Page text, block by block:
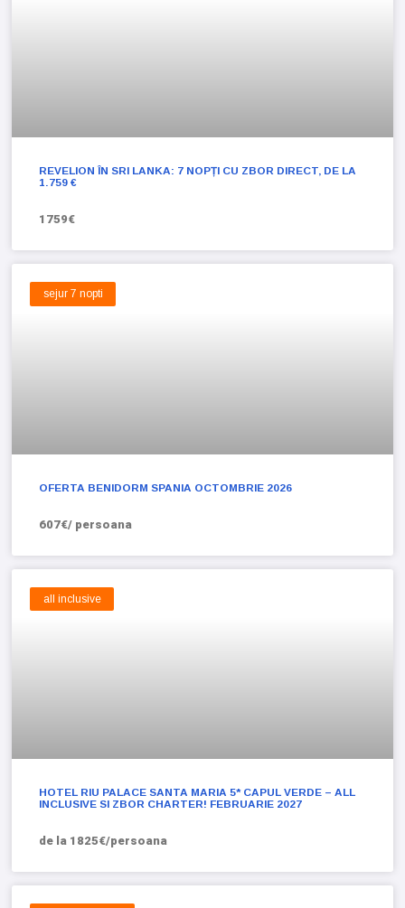
REVELION ÎN SRI LANKA: 7 NOPȚI CU ZBOR DIRECT, DE LA
1.759 €
1759€
sejur 7 nopti
OFERTA BENIDORM SPANIA OCTOMBRIE 2026
607€/ persoana
all inclusive
HOTEL RIU PALACE SANTA MARIA 5* CAPUL VERDE – ALL
INCLUSIVE SI ZBOR CHARTER! FEBRUARIE 2027
de la 1825€/persoana